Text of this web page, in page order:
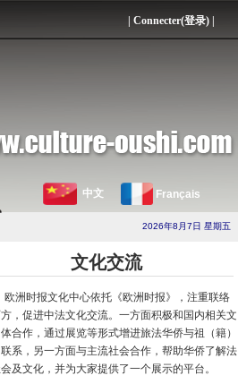
Connecter(登录)
中文 Français
2026年8月7日 星期五
文化交流
欧洲时报文化中心依托《欧洲时报》，注重联络
，促进中法文化交流。一方面积极和国内相关文
合作，通过展览等形式增进旅法华侨与祖（籍）
联系，另一方面与主流社会合作，帮助华侨了解法
及文化，并为大家提供了一个展示的平台。